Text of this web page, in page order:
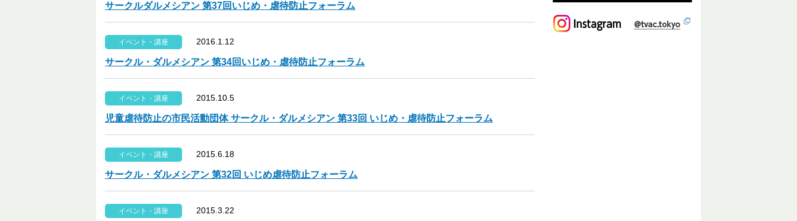
サークルダルメシアン 第37回いじめ・虐待防止フォーラム
イベント・講座 2016.1.12
サークル・ダルメシアン 第34回いじめ・虐待防止フォーラム
イベント・講座 2015.10.5
児童虐待防止の市民活動団体 サークル・ダルメシアン 第33回 いじめ・虐待防止フォーラム
イベント・講座 2015.6.18
サークル・ダルメシアン 第32回 いじめ虐待防止フォーラム
イベント・講座 2015.3.22